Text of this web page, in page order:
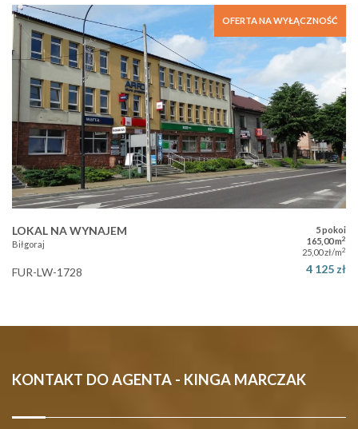
OFERTA NA WYŁĄCZNOŚĆ
LOKAL NA WYNAJEM
Biłgoraj
5 pokoi
165,00 m2
25,00 zł/m2
FUR-LW-1728 4 125 zł
KONTAKT DO AGENTA - KINGA MARCZAK